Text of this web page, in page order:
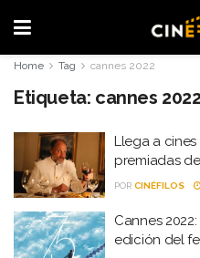
Home Tag cannes 2022
Etiqueta: cannes 2022
Llega a
premiadas
POR CINÉFILOS
Cannes
edición del